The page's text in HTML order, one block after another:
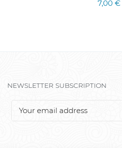
7,00 €
NEWSLETTER SUBSCRIPTION